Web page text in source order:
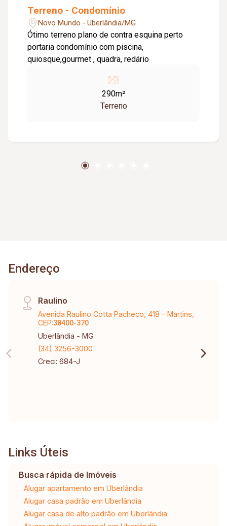
Terreno - Condomínio
Novo Mundo - Uberlândia/MG
Ótimo terreno plano de contra esquina perto
portaria condomínio com piscina,
quiosque,gourmet , quadra, redário
290m²
Terreno
Endereço
Raulino
Avenida Raulino Cotta Pacheco, 418 - Martins,
CEP:38400-370
Uberlândia - MG
(34) 3256-3000
Creci: 684-J
Links Úteis
Busca rápida de Imóveis
Alugar apartamento em Uberlândia
Alugar casa padrão em Uberlândia
Alugar casa de alto padrão em Uberlândia